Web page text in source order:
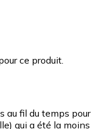
ce produit.
au fil du temps pour
qui a été la moins